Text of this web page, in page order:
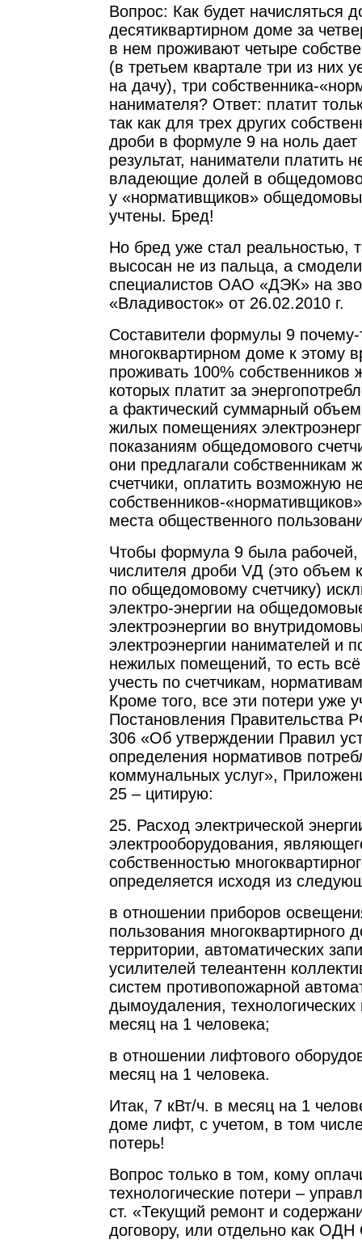
Вопрос: Как будет начисляться
десятиквартирном доме за
в нем проживают четыре
(в третьем квартале три из них
на дачу), три собственника-
нанимателя? Ответ: платит
так как для трех других
дроби в формуле 9 на ноль дает
результат, наниматели платить
владеющие долей в
у «нормативщиков»
учтены. Бред!
Но бред уже стал реальностью,
высосан не из пальца, а
специалистов ОАО «ДЭК» на
«Владивосток» от 26.02.2010 г.
Составители формулы 9 почему-
многоквартирном доме к этому
проживать 100% собственников
которых платит за
а фактический суммарный
жилых помещениях
показаниям общедомового
они предлагали
счетчики, оплатить возможную
собственников-
места общественного
Чтобы формула 9 была рабочей,
числителя дроби VД (это объем
по общедомовому счетчику)
электро-энергии на
электроэнергии во
электроэнергии нанимателей и
нежилых помещений, то есть
учесть по счетчикам,
Кроме того, все эти потери уже
Постановления Правительства
306 «Об утверждении Правил
определения нормативов
коммунальных услуг»,
25 – цитирую:
25. Расход электрической
электрооборудования,
собственностью
определяется исходя из
в отношении приборов
пользования многоквартирного
территории, автоматических
усилителей телеантенн
систем противопожарной
дымоудаления, технологических
месяц на 1 человека;
в отношении лифтового
месяц на 1 человека.
Итак, 7 кВт/ч. в месяц на 1
доме лифт, с учетом, в том
потерь!
Вопрос только в том, кому
технологические потери –
ст. «Текущий ремонт и
договору, или отдельно как